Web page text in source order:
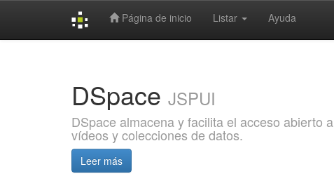
Página de inicio Listar Ayuda
DSpace JSPUI
DSpace almacena y facilita el acceso abierto
vídeos y colecciones de datos.
Leer más